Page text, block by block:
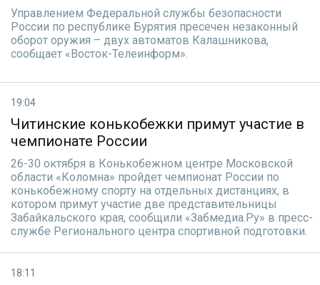
Управлением Федеральной службы безопасности
России по республике Бурятия пресечен незаконный
оборот оружия – двух автоматов Калашникова,
сообщает «Восток-Телеинформ».
19:04
Читинские конькобежки примут участие в
чемпионате России
26-30 октября в Конькобежном центре Московской
области «Коломна» пройдет чемпионат России по
конькобежному спорту на отдельных дистанциях, в
котором примут участие две представительницы
Забайкальского края, сообщили «Забмедиа.Ру» в пресс-
службе Регионального центра спортивной подготовки.
18:11